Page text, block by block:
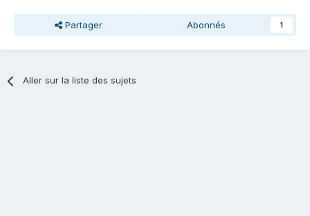
Partager Abonnés 1
Aller sur la liste des sujets